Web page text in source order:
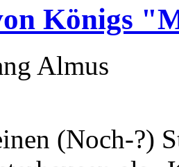
Königs
Almus
(Noch-?)